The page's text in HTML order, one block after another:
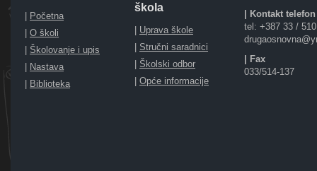
| Početna
| O školi
| Školovanje i upis
| Nastava
| Biblioteka
škola
| Uprava škole
| Stručni saradnici
| Školski odbor
| Opće informacije
| Kontakt telefon
tel: +387 33 /
| Fax
033/514-137